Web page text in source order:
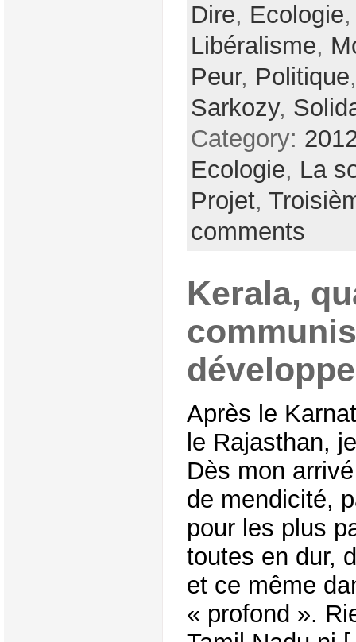
Dire, Ecologie
Libéralisme,
Peur, Politique
Sarkozy,
Category:
Ecologie, La
Projet,
comments
Kerala,
Après le
le Rajasthan,
Dès mon
de mendicité,
pour les plus
toutes en dur,
et ce même
« profond ».